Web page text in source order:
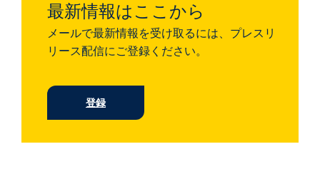
最新情報はここから
メールで最新情報を受け取るには、プレスリ
リース配信にご登録ください。
登録